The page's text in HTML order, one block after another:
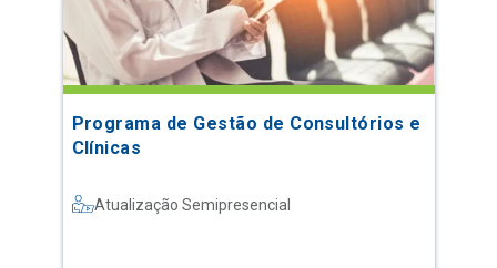
Programa de Gestão de Consultórios e
Clínicas
Atualização Semipresencial